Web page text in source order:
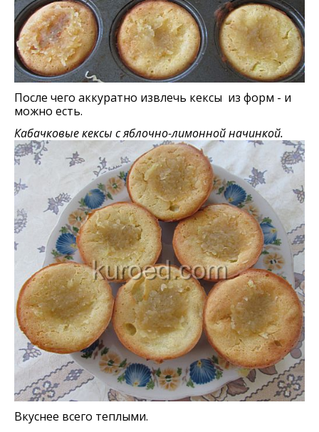
После чего аккуратно извлечь кексы из форм - и
можно есть.
Кабачковые кексы с яблочно-лимонной начинкой.
Вкуснее всего теплыми.